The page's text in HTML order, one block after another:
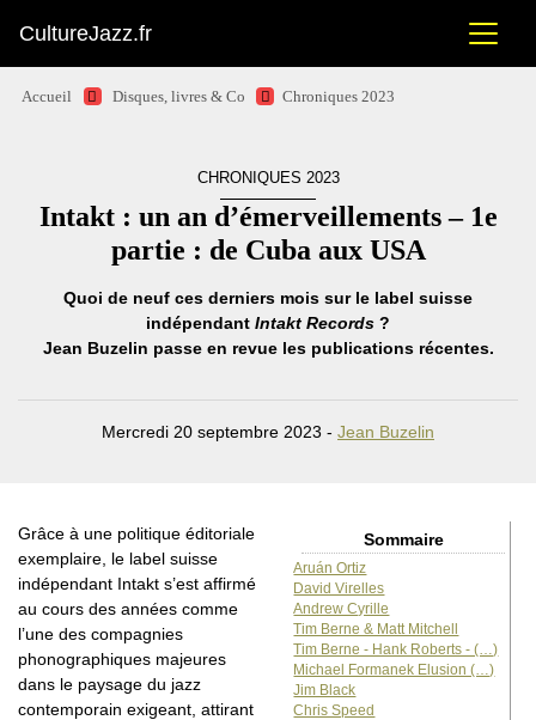
CultureJazz.fr
Accueil Disques, livres & Co Chroniques 2023
CHRONIQUES 2023
Intakt : un an d’émerveillements – 1e
partie : de Cuba aux USA
Quoi de neuf ces derniers mois sur le label suisse
indépendant Intakt Records ?
Jean Buzelin passe en revue les publications récentes.
Mercredi 20 septembre 2023 - Jean Buzelin
Sommaire
Aruán Ortiz
David Virelles
Andrew Cyrille
Tim Berne & Matt Mitchell
Tim Berne - Hank Roberts - (…)
Michael Formanek Elusion (…)
Jim Black
Chris Speed
Grâce à une politique éditoriale
exemplaire, le label suisse
indépendant Intakt s’est affirmé
au cours des années comme
l’une des compagnies
phonographiques majeures
dans le paysage du jazz
contemporain exigeant, attirant